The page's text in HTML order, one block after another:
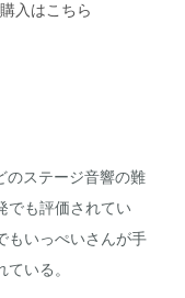
入はこちら
のステージ音響の難
でも評価されてい
もいっぺいさんが手
いる。